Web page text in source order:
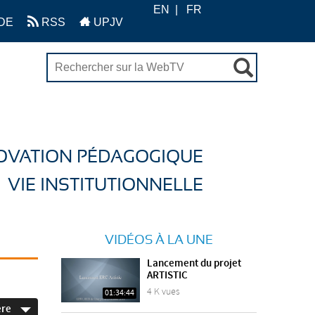
RSS UPJV
EN FR
PÉDAGOGIQUE
VIE INSTITUTIONNELLE
VIDÉOS À LA UNE
01:34:44
Lancement du projet
ARTISTIC
4 K vues